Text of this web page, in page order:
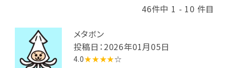
46件中 1 - 10 件目
メタボン
投稿日：2026年01月05日
4.0★★★★☆